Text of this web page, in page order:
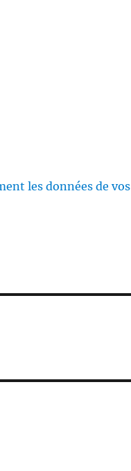
les données de vos